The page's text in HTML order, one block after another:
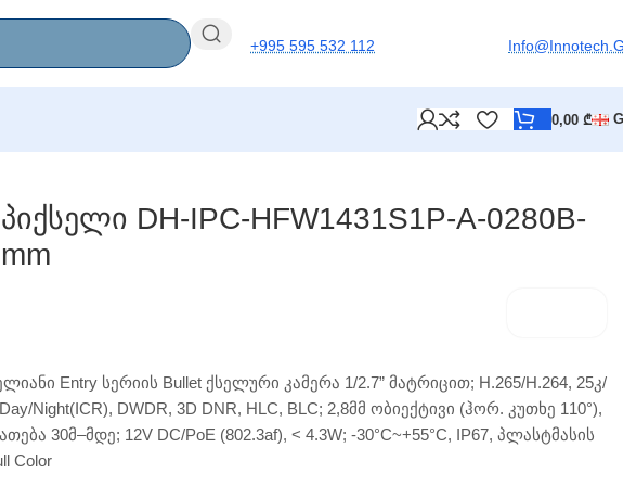
+995 595 532 112
0,00₾
DH-IPC-HFW1431S1P-A-0280B-
Entry სერიის Bullet ქსელური კამერა 1/2.7” მატრიცით; H.265/H.264, 25კ/
Night(ICR), DWDR, 3D DNR, HLC, BLC; 2,8მმ ობიექტივი (ჰორ. კუთხე 110°),
30მ–მდე; 12V DC/PoE (802.3af), < 4.3W; -30°C~+55°C, IP67, პლასტმასის
Color